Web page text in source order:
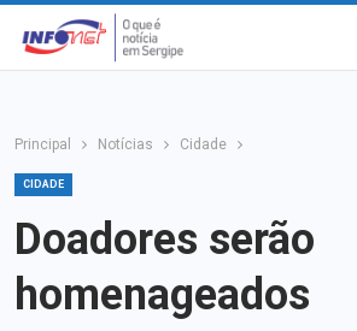
Principal Notícias Cidade
CIDADE
Doadores serão
homenageados